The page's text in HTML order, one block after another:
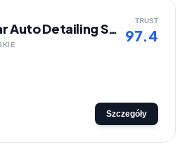
ShiningCar Auto Detailing Sklep TRUST
97.4
Szczegóły